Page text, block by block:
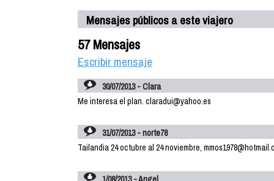
Mensajes públicos a este viajero
57 Mensajes
Escribir mensaje
30/07/2013 - Clara
Me interesa el plan. claradui@yahoo.es
31/07/2013 - norte78
Tailandia 24 octubre al 24 noviembre,